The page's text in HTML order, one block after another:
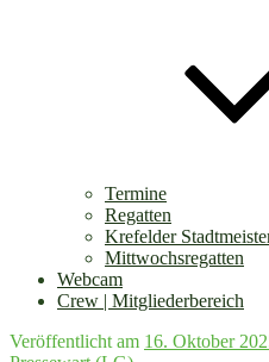
Termine
Regatten
Krefelder
Mittwochsregatten
Webcam
Crew | Mitgliederbereich
Veröffentlicht am 16. Oktober